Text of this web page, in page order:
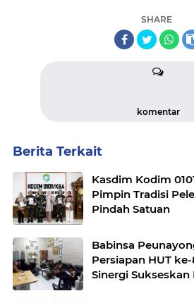
SHARE
komentar
Berita Terkait
Kasdim Kodim
Pimpin Tradisi
Pindah Satuan
Babinsa
Persiapan HUT
Sinergi Sukseskan